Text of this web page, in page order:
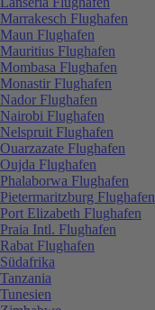
Marrakesch Flughafen
Maun Flughafen
Mauritius Flughafen
Mombasa Flughafen
Monastir Flughafen
Nador Flughafen
Nairobi Flughafen
Nelspruit Flughafen
Ouarzazate Flughafen
Oujda Flughafen
Phalaborwa Flughafen
Pietermaritzburg Flughafen
Port Elizabeth Flughafen
Praia Intl. Flughafen
Rabat Flughafen
Südafrika
Tanzania
Tunesien